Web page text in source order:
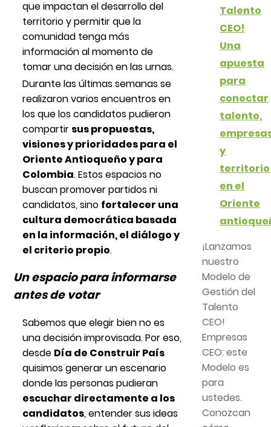
que impactan el desarrollo del
territorio y permitir que la
comunidad tenga más
información al momento de
tomar una decisión en las urnas.
Durante las últimas semanas se
realizaron varios encuentros en
los que los candidatos pudieron
compartir sus propuestas,
visiones y prioridades para el
Oriente Antioqueño y para
Colombia. Estos espacios no
buscan promover partidos ni
candidatos, sino fortalecer una
cultura democrática basada
en la información, el diálogo y
el criterio propio.
Un espacio para informarse
antes de votar
Sabemos que elegir bien no es
una decisión improvisada. Por eso,
desde Día de Construir País
quisimos generar un escenario
donde las personas pudieran
escuchar directamente a los
candidatos, entender sus ideas
Talento
CEO!
Una
apuesta
para
conectar
talento,
y
territorio
en el
Oriente
¡Lanzamos
nuestro
Modelo de
Gestión del
Talento
CEO!
Empresas
CEO: este
Modelo es
para
ustedes.
Conozcan